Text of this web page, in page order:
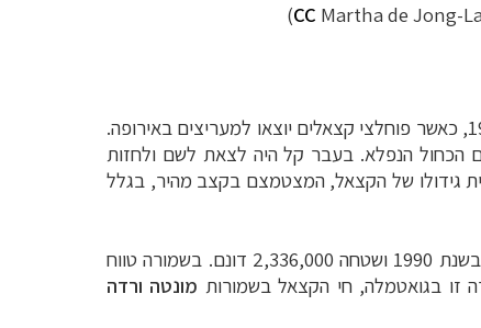
CC Martha de Jong-
)
באירופה.
הכחול הנפלא. בעבר קל היה לצאת לשם ולחזות
גידולו של הקצאל, המצטמצם בקצב מהיר, בגלל
בשמורה
טווח
זו בגואטמלה, חי הקצאל בשמורות מונטה ורדה